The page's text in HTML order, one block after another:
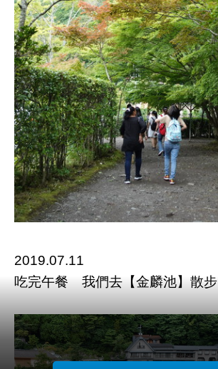
2019.07.11
吃完午餐 我們去【金麟池】散步